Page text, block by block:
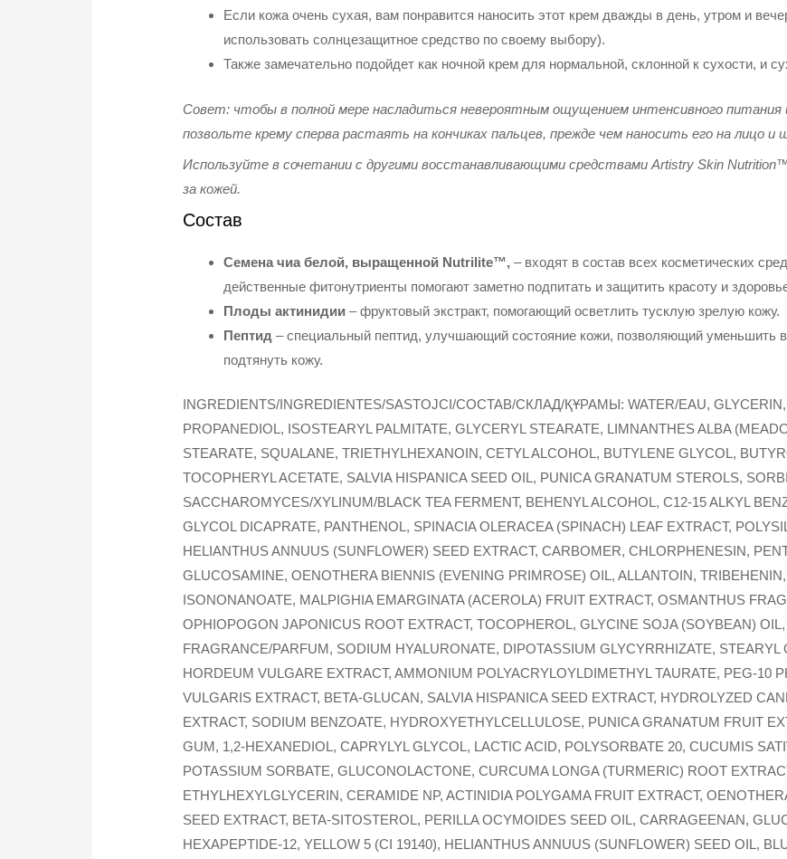
Если кожа очень сухая, вам понравится наносить этот крем дважды в день, утром и
использовать солнцезащитное средство по своему выбору).
Также замечательно подойдет как ночной крем для нормальной, склонной к сухости, и
Совет: чтобы в полной мере насладиться невероятным ощущением интенсивного питания
позвольте крему сперва растаять на кончиках пальцев, прежде чем наносить его на лицо и
Используйте в сочетании с другими восстанавливающими средствами Artistry Skin
за кожей.
Состав
Семена чиа белой, выращенной Nutrilite™, – входят в состав всех косметических
действенные фитонутриенты помогают заметно подпитать и защитить красоту и
Плоды актинидии– фруктовый экстракт, помогающий осветлить тусклую зрелую кожу.
Пептид – специальный пептид, улучшающий состояние кожи, позволяющий уменьшить
подтянуть кожу.
INGREDIENTS/INGREDIENTES/SASTOJCI/COCTAB/СКЛАД/ҚҰРАМЫ: WATER/EAU,
PROPANEDIOL, ISOSTEARYL PALMITATE, GLYCERYL STEARATE, LIMNANTHES ALBA
STEARATE, SQUALANE, TRIETHYLHEXANOIN, CETYL ALCOHOL, BUTYLENE GLYCOL,
TOCOPHERYL ACETATE, SALVIA HISPANICA SEED OIL, PUNICA GRANATUM STEROLS,
SACCHAROMYCES/XYLINUM/BLACK TEA FERMENT, BEHENYL ALCOHOL, C12-15 ALKYL
GLYCOL DICAPRATE, PANTHENOL, SPINACIA OLERACEA (SPINACH) LEAF EXTRACT,
HELIANTHUS ANNUUS (SUNFLOWER) SEED EXTRACT, CARBOMER, CHLORPHENESIN,
GLUCOSAMINE, OENOTHERA BIENNIS (EVENING PRIMROSE) OIL, ALLANTOIN,
ISONONANOATE, MALPIGHIA EMARGINATA (ACEROLA) FRUIT EXTRACT, OSMANTHUS
OPHIOPOGON JAPONICUS ROOT EXTRACT, TOCOPHEROL, GLYCINE SOJA (SOYBEAN)
FRAGRANCE/PARFUM, SODIUM HYALURONATE, DIPOTASSIUM GLYCYRRHIZATE,
HORDEUM VULGARE EXTRACT, AMMONIUM POLYACRYLOYLDIMETHYL TAURATE, PEG-10
VULGARIS EXTRACT, BETA-GLUCAN, SALVIA HISPANICA SEED EXTRACT, HYDROLYZED
EXTRACT, SODIUM BENZOATE, HYDROXYETHYLCELLULOSE, PUNICA GRANATUM FRUIT
GUM, 1,2-HEXANEDIOL, CAPRYLYL GLYCOL, LACTIC ACID, POLYSORBATE 20, CUCUMIS
POTASSIUM SORBATE, GLUCONOLACTONE, CURCUMA LONGA (TURMERIC) ROOT
ETHYLHEXYLGLYCERIN, CERAMIDE NP, ACTINIDIA POLYGAMA FRUIT EXTRACT,
SEED EXTRACT, BETA-SITOSTEROL, PERILLA OCYMOIDES SEED OIL, CARRAGEENAN,
HEXAPEPTIDE-12, YELLOW 5 (CI 19140), HELIANTHUS ANNUUS (SUNFLOWER) SEED OIL,